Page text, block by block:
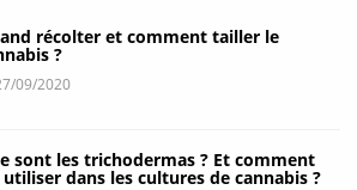
récolter et comment tailler le
?
09/2020
sont les trichodermas ? Et comment
utiliser dans les cultures de cannabis ?